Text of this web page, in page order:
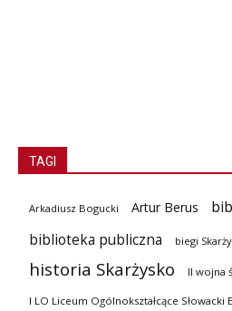
TAGI
Arkadiusz Bogucki Artur Berus
biblioteka publiczna
biegi
historia Skarżysko II wojna
I LO Liceum Ogólnokształcące Słowacki